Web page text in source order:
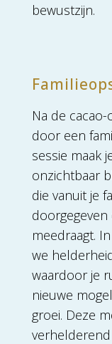
bewustzijn.
Na de
door een
sessie maak
onzichtbaar
die vanuit je
meedraagt.
we
waardoor je
nieuwe
groei. Deze